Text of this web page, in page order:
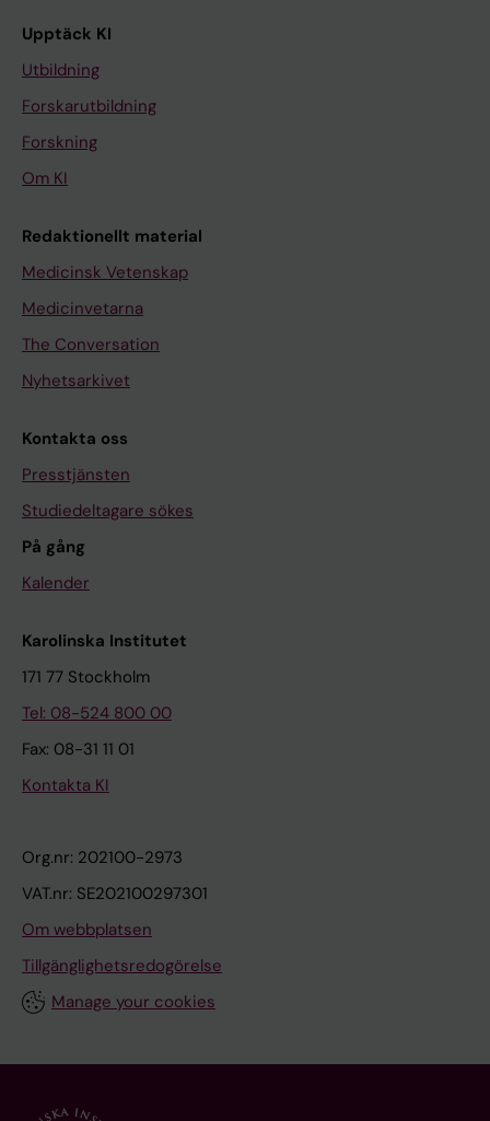
Upptäck KI
Utbildning
Forskarutbildning
Forskning
Om KI
Redaktionellt material
Medicinsk Vetenskap
Medicinvetarna
The Conversation
Nyhetsarkivet
Kontakta oss
Presstjänsten
Studiedeltagare sökes
På gång
Kalender
Karolinska Institutet
171 77 Stockholm
Tel: 08-524 800 00
Fax: 08-31 11 01
Kontakta KI
Org.nr: 202100-2973
VAT.nr: SE202100297301
Om webbplatsen
Tillgänglighetsredogörelse
Manage your cookies